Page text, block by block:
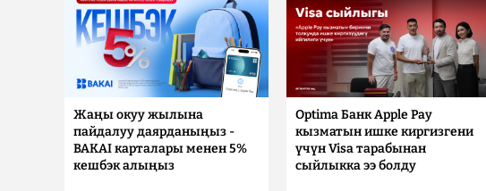
Жаңы окуу жылына
пайдалуу даярданыңыз -
BAKAI карталары менен 5%
кешбэк алыңыз
Optima Банк Apple Pay
кызматын ишке киргизгени
үчүн Visa тарабынан
сыйлыкка ээ болду